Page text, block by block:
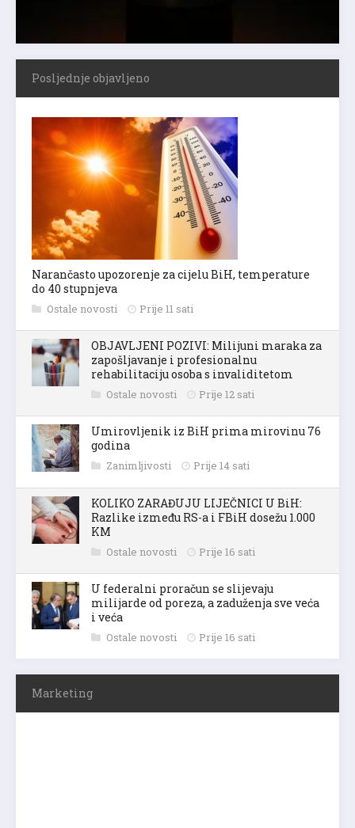
Posljednje objavljeno
Narančasto upozorenje za cijelu BiH, temperature
do 40 stupnjeva
Ostale novosti Prije 11 sati
OBJAVLJENI POZIVI: Milijuni maraka za
zapošljavanje i profesionalnu
rehabilitaciju osoba s invaliditetom
Ostale novosti Prije 12 sati
Umirovljenik iz BiH prima mirovinu 76
godina
Zanimljivosti Prije 14 sati
KOLIKO ZARAĐUJU LIJEČNICI U BiH:
Razlike između RS-a i FBiH dosežu 1.000
KM
Ostale novosti Prije 16 sati
U federalni proračun se slijevaju
milijarde od poreza, a zaduženja sve veća
i veća
Ostale novosti Prije 16 sati
Marketing